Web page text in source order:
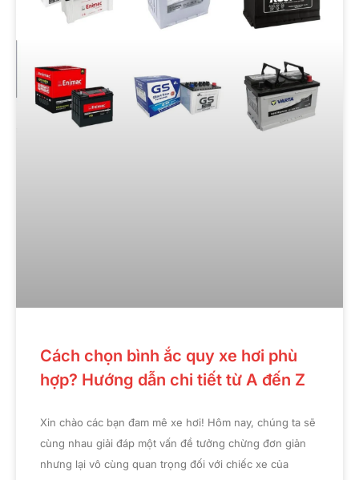
Cách chọn bình ắc quy xe hơi phù
hợp? Hướng dẫn chi tiết từ A đến Z
Xin chào các bạn đam mê xe hơi! Hôm nay, chúng ta sẽ
cùng nhau giải đáp một vấn đề tưởng chừng đơn giản
nhưng lại vô cùng quan trọng đối với chiếc xe của